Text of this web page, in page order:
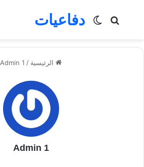
دفاعيات
بحث
الوضع
الرئيسية /
Admin 1
Admin 1